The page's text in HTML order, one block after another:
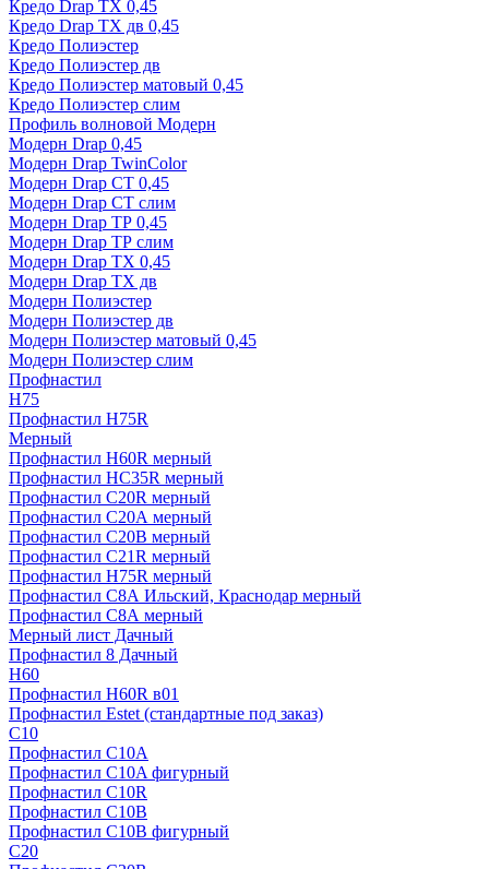
Кредо Drap ТХ 0,45
Кредо Drap ТХ дв 0,45
Кредо Полиэстер
Кредо Полиэстер дв
Кредо Полиэстер матовый 0,45
Кредо Полиэстер слим
Профиль волновой Модерн
Модерн Drap 0,45
Модерн Drap TwinColor
Модерн Drap СТ 0,45
Модерн Drap СТ слим
Модерн Drap ТР 0,45
Модерн Drap ТР слим
Модерн Drap ТХ 0,45
Модерн Drap ТХ дв
Модерн Полиэстер
Модерн Полиэстер дв
Модерн Полиэстер матовый 0,45
Модерн Полиэстер слим
Профнастил
H75
Профнастил H75R
Мерный
Профнастил H60R мерный
Профнастил HC35R мерный
Профнастил С20R мерный
Профнастил С20А мерный
Профнастил С20В мерный
Профнастил С21R мерный
Профнастил Н75R мерный
Профнастил С8А Ильский, Краснодар мерный
Профнастил С8А мерный
Мерный лист Дачный
Профнастил 8 Дачный
Н60
Профнастил H60R в01
Профнастил Estet (стандартные под заказ)
C10
Профнастил С10A
Профнастил С10A фигурный
Профнастил С10R
Профнастил С10В
Профнастил С10В фигурный
C20